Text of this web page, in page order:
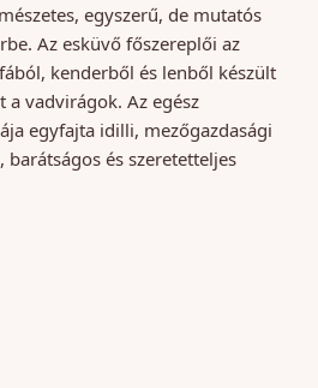
egyszerű, de mutatós
Az esküvő főszereplői az
kenderből és lenből készült
vadvirágok. Az egész
egyfajta idilli, mezőgazdasági
és szeretetteljes